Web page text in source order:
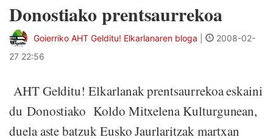
Donostiako prentsaurrekoa
Goierriko AHT Gelditu! Elkarlanaren bloga
2008-02-
27 22:56
AHT Gelditu! Elkarlanak prentsaurrekoa eskaini
du Donostiako Koldo Mitxelena Kulturgunean,
duela aste batzuk Eusko Jaurlaritzak martxan